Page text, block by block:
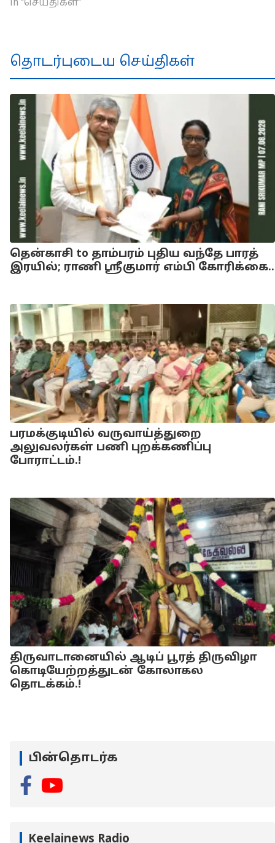
தொடர்புடைய செய்திகள்
தென்காசி to தாம்பரம் புதிய வந்தே பாரத்
இரயில்; ராணி ஸ்ரீகுமார் எம்பி கோரிக்கை..
பரமக்குடியில் வருவாய்த்துறை
அலுவலர்கள் பணி புறக்கணிப்பு
போராட்டம்.!
திருவாடானையில் ஆடிப் பூரத் திருவிழா
கொடியேற்றத்துடன் கோலாகல
தொடக்கம்.!
பின்தொடர்க
Keelainews Radio